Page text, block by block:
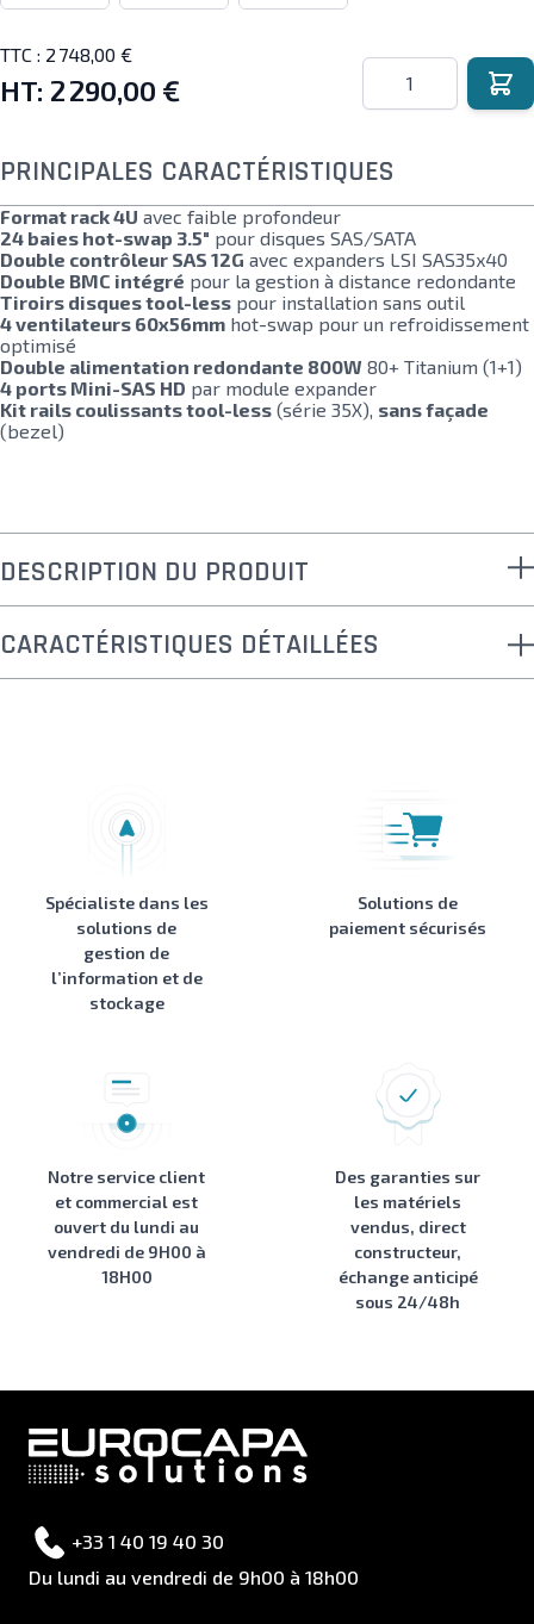
TTC : 2 748,00 €
HT: 2 290,00 €
Quantité
PRINCIPALES CARACTÉRISTIQUES
Format rack 4U avec faible profondeur
24 baies hot-swap 3.5" pour disques SAS/SATA
Double contrôleur SAS 12G avec expanders LSI SAS35x40
Double BMC intégré pour la gestion à distance redondante
Tiroirs disques tool-less pour installation sans outil
4 ventilateurs 60x56mm hot-swap pour un refroidissement
optimisé
Double alimentation redondante 800W 80+ Titanium (1+1)
4 ports Mini-SAS HD par module expander
Kit rails coulissants tool-less (série 35X), sans façade
(bezel)
DESCRIPTION DU PRODUIT
CARACTÉRISTIQUES DÉTAILLÉES
Spécialiste dans les
solutions de
gestion de
l’information et de
stockage
Solutions de
paiement sécurisés
Notre service client
et commercial est
ouvert du lundi au
vendredi de 9H00 à
18H00
Des garanties sur
les matériels
vendus, direct
constructeur,
échange anticipé
sous 24/48h
+33 1 40 19 40 30
Du lundi au vendredi de 9h00 à 18h00